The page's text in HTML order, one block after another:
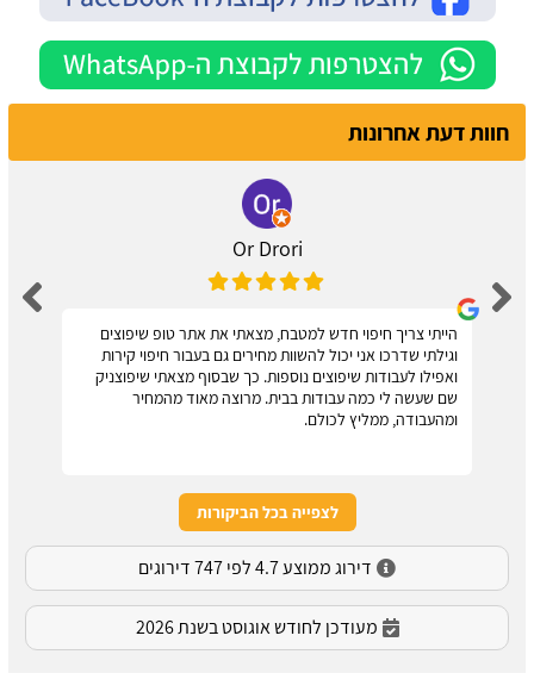
חוות דעת אחרונות
Or Drori
הייתי צריך חיפוי חדש למטבח, מצאתי את אתר טופ שיפוצים
וגילתי שדרכו אני יכול להשוות מחירים גם בעבור חיפוי קירות
ואפילו לעבודות שיפוצים נוספות. כך שבסוף מצאתי שיפוצניק
שם שעשה לי כמה עבודות בבית. מרוצה מאוד מהמחיר
ומהעבודה, ממליץ לכולם.
לצפייה בכל הביקורות
דירוג ממוצע 4.7 לפי 747 דירוגים
מעודכן לחודש אוגוסט בשנת 2026